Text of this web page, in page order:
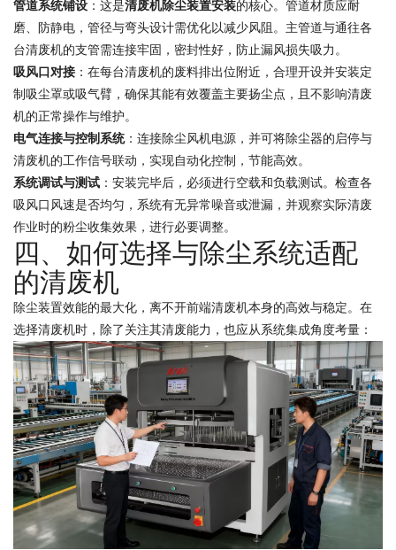
管道系统铺设 ：这是清废机除尘装置安装的核心。管道材质应耐
磨、防静电，管径与弯头设计需优化以减少风阻。主管道与通往各
台清废机的支管需连接牢固，密封性好，防止漏风损失吸力。
吸风口对接 ：在每台清废机的废料排出位附近，合理开设并安装定
制吸尘罩或吸气臂，确保其能有效覆盖主要扬尘点，且不影响清废
机的正常操作与维护。
电气连接与控制系统：连接除尘风机电源，并可将除尘器的启停与
清废机的工作信号联动，实现自动化控制，节能高效。
系统调试与测试 ：安装完毕后，必须进行空载和负载测试。检查各
吸风口风速是否均匀，系统有无异常噪音或泄漏，并观察实际清废
作业时的粉尘收集效果，进行必要调整。
四、如何选择与除尘系统适配
的清废机
除尘装置效能的最大化，离不开前端清废机本身的高效与稳定。在
选择清废机时，除了关注其清废能力，也应从系统集成角度考量：